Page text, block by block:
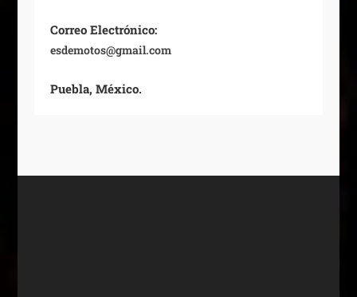
Correo Electrónico:
esdemotos@gmail.com
Puebla, México.